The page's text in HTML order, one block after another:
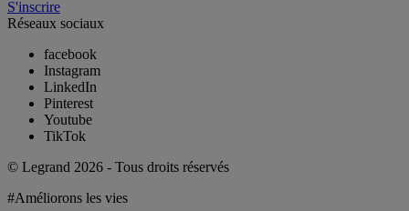
S'inscrire
Réseaux sociaux
facebook
Instagram
LinkedIn
Pinterest
Youtube
TikTok
© Legrand 2026 - Tous droits réservés
#Améliorons les vies